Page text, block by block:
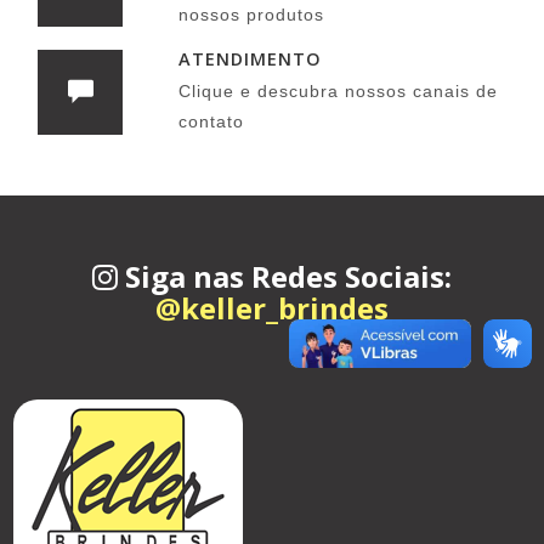
nossos produtos
ATENDIMENTO
Clique e descubra nossos canais de
contato
Siga nas Redes Sociais:
@keller_brindes